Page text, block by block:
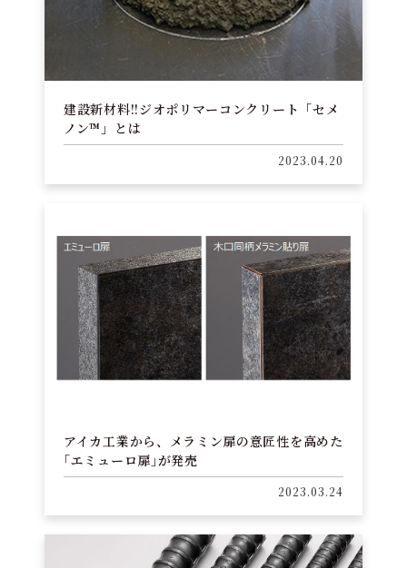
建設新材料!!ジオポリマーコンクリート「セメ
ノン™」とは
2023.04.20
アイカ工業から、メラミン扉の意匠性を高めた
｢エミューロ扉｣が発売
2023.03.24